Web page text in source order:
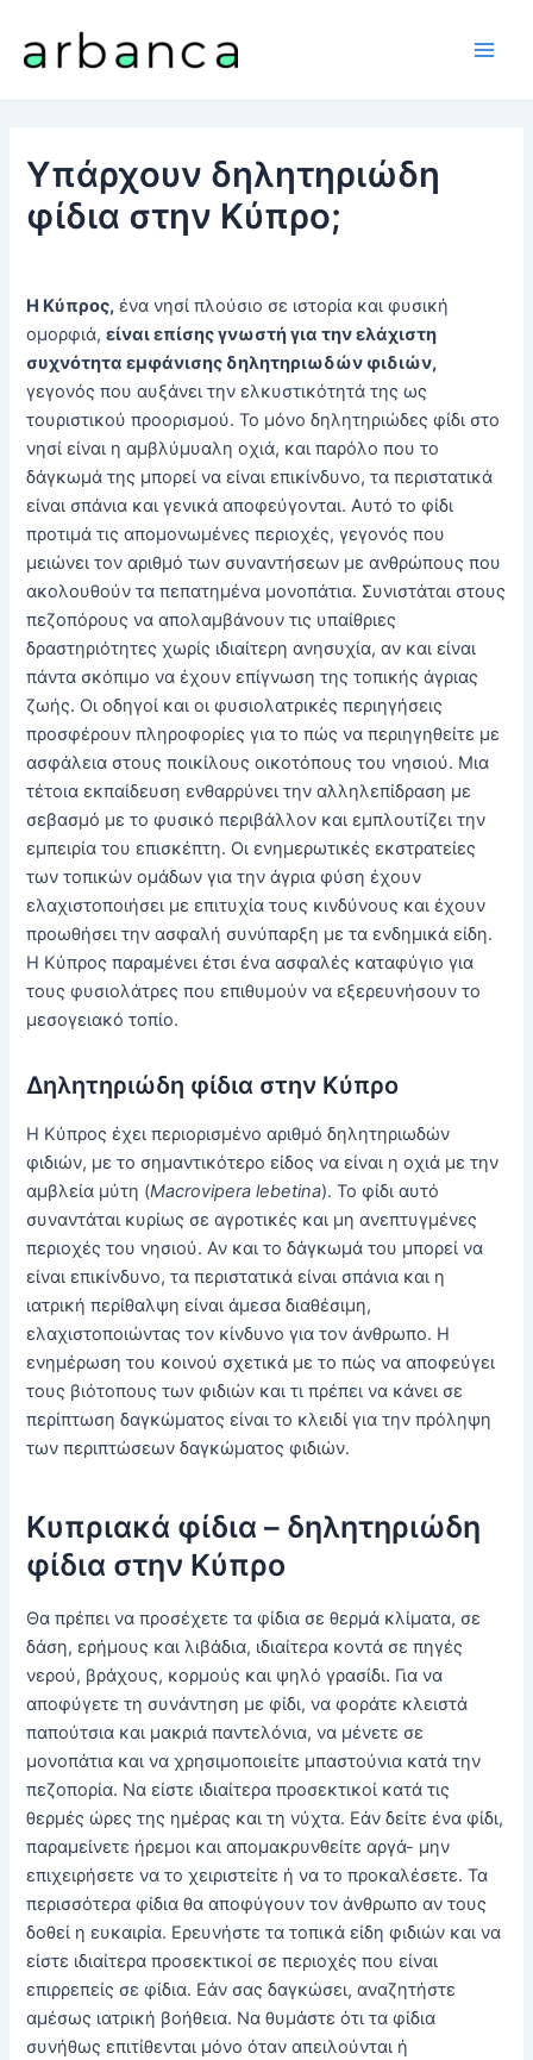
στο
περιεχόμενο
Υπάρχουν δηλητηριώδη
φίδια στην Κύπρο;
Η Κύπρος, ένα νησί πλούσιο σε ιστορία και φυσική
ομορφιά,είναι επίσης γνωστή για την ελάχιστη
συχνότητα εμφάνισης δηλητηριωδών φιδιών,
γεγονός που αυξάνει την ελκυστικότητά της ως
τουριστικού προορισμού. Το μόνο δηλητηριώδες φίδι στο
νησί είναι η αμβλύμυαλη οχιά, και παρόλο που το
δάγκωμά της μπορεί να είναι επικίνδυνο, τα περιστατικά
είναι σπάνια και γενικά αποφεύγονται. Αυτό το φίδι
προτιμά τις απομονωμένες περιοχές, γεγονός που
μειώνει τον αριθμό των συναντήσεων με ανθρώπους που
ακολουθούν τα πεπατημένα μονοπάτια. Συνιστάται στους
πεζοπόρους να απολαμβάνουν τις υπαίθριες
δραστηριότητες χωρίς ιδιαίτερη ανησυχία, αν και είναι
πάντα σκόπιμο να έχουν επίγνωση της τοπικής άγριας
ζωής. Οι οδηγοί και οι φυσιολατρικές περιηγήσεις
προσφέρουν πληροφορίες για το πώς να περιηγηθείτε με
ασφάλεια στους ποικίλους οικοτόπους του νησιού. Μια
τέτοια εκπαίδευση ενθαρρύνει την αλληλεπίδραση με
σεβασμό με το φυσικό περιβάλλον και εμπλουτίζει την
εμπειρία του επισκέπτη. Οι ενημερωτικές εκστρατείες
των τοπικών ομάδων για την άγρια φύση έχουν
ελαχιστοποιήσει με επιτυχία τους κινδύνους και έχουν
προωθήσει την ασφαλή συνύπαρξη με τα ενδημικά είδη.
Η Κύπρος παραμένει έτσι ένα ασφαλές καταφύγιο για
τους φυσιολάτρες που επιθυμούν να εξερευνήσουν το
μεσογειακό τοπίο.
Δηλητηριώδη φίδια στην Κύπρο
Η Κύπρος έχει περιορισμένο αριθμό δηλητηριωδών
φιδιών, με το σημαντικότερο είδος να είναι η οχιά με την
αμβλεία μύτη (Macrovipera lebetina). Το φίδι αυτό
συναντάται κυρίως σε αγροτικές και μη ανεπτυγμένες
περιοχές του νησιού. Αν και το δάγκωμά του μπορεί να
είναι επικίνδυνο, τα περιστατικά είναι σπάνια και η
ιατρική περίθαλψη είναι άμεσα διαθέσιμη,
ελαχιστοποιώντας τον κίνδυνο για τον άνθρωπο. Η
ενημέρωση του κοινού σχετικά με το πώς να αποφεύγει
τους βιότοπους των φιδιών και τι πρέπει να κάνει σε
περίπτωση δαγκώματος είναι το κλειδί για την πρόληψη
των περιπτώσεων δαγκώματος φιδιών.
Κυπριακά φίδια – δηλητηριώδη
φίδια στην Κύπρο
Θα πρέπει να προσέχετε τα φίδια σε θερμά κλίματα, σε
δάση, ερήμους και λιβάδια, ιδιαίτερα κοντά σε πηγές
νερού, βράχους, κορμούς και ψηλό γρασίδι. Για να
αποφύγετε τη συνάντηση με φίδι, να φοράτε κλειστά
παπούτσια και μακριά παντελόνια, να μένετε σε
μονοπάτια και να χρησιμοποιείτε μπαστούνια κατά την
πεζοπορία. Να είστε ιδιαίτερα προσεκτικοί κατά τις
θερμές ώρες της ημέρας και τη νύχτα. Εάν δείτε ένα φίδι,
παραμείνετε ήρεμοι και απομακρυνθείτε αργά- μην
επιχειρήσετε να το χειριστείτε ή να το προκαλέσετε. Τα
περισσότερα φίδια θα αποφύγουν τον άνθρωπο αν τους
δοθεί η ευκαιρία. Ερευνήστε τα τοπικά είδη φιδιών και να
είστε ιδιαίτερα προσεκτικοί σε περιοχές που είναι
επιρρεπείς σε φίδια. Εάν σας δαγκώσει, αναζητήστε
αμέσως ιατρική βοήθεια. Να θυμάστε ότι τα φίδια
συνήθως επιτίθενται μόνο όταν απειλούνται ή